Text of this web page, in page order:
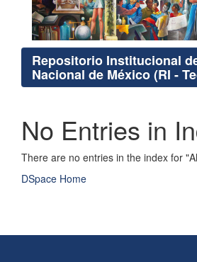
Repositorio Institucional
Nacional de México (RI -
No Entries in
There are no entries in the index for
DSpace Home